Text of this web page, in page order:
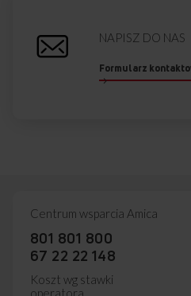
żeliwnych?
Czy ta płyta gazowa jest
przeciwwypływowe gazu?
Kupując w
NAPISZ DO NAS
Formularz
Centrum wsparcia Amica
801 801 800
67 22 22 148
Koszt wg stawki